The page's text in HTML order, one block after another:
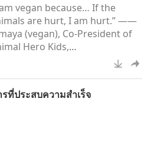
ยความ ที่มีใจกว้างในแง่ของ
เด็นเกี่ยวกับสัตว์ และการมี
ยความใน ระดับรัฐบาลที่ใส่ใจ
วกับสัตว์จะสร้าง ความแตกต่าง
vegan because… If the
are hurt, I am hurt.” ——
(vegan), Co-President of
Hero Kids,
and animal
activist, USA “Our society is
built on the bones of
Everything we eat,
ที่ประสบความสำเร็จ